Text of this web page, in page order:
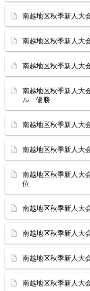
南越地区秋季新人
南越地区秋季新人
南越地区秋季新人
南越地区秋季新人
ル 優勝
南越地区秋季新人
南越地区秋季新人
南越地区秋季新人
位
南越地区秋季新人
南越地区秋季新人
南越地区秋季新人
南越地区秋季新人